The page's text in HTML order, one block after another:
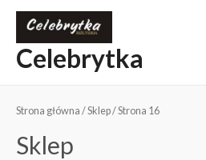
Celebrytka
Strona główna /Sklep/ Strona 16
Sklep